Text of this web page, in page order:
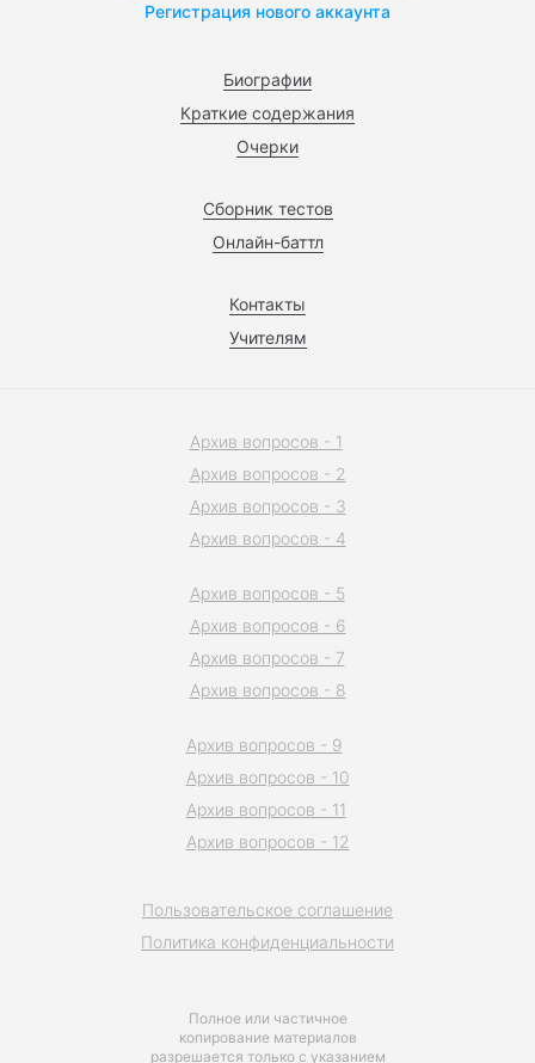
Биографии
Краткие содержания
Очерки
Сборник тестов
Онлайн-баттл
Контакты
Учителям
Регистрация нового аккаунта
Полное или частичное
копирование материалов
разрешается только с указанием
Пользовательское соглашение
Политика конфиденциальности
Архив вопросов - 1
Архив вопросов - 2
Архив вопросов - 3
Архив вопросов - 4
Архив вопросов - 5
Архив вопросов - 6
Архив вопросов - 7
Архив вопросов - 8
Архив вопросов - 9
Архив вопросов - 10
Архив вопросов - 11
Архив вопросов - 12